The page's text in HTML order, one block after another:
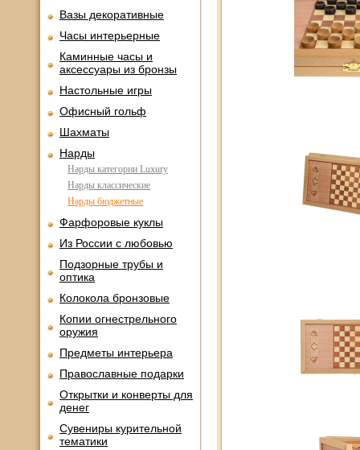
Вазы декоративные
Часы интерьерные
Каминные часы и
аксессуары из бронзы
Настольные игры
Офисный гольф
Шахматы
Нарды
Нарды категории Luxury
Нарды классические
Нарды бюджетные
Фарфоровые куклы
Из России с любовью
Подзорные трубы и
оптика
Колокола бронзовые
Копии огнестрельного
оружия
Предметы интерьера
Православные подарки
Открытки и конверты для
денег
Сувениры курительной
тематики